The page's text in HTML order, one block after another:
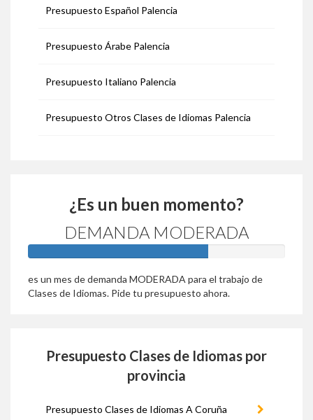
Presupuesto Español Palencia
Presupuesto Árabe Palencia
Presupuesto Italiano Palencia
Presupuesto Otros Clases de Idiomas Palencia
¿Es un buen momento?
DEMANDA MODERADA
es un mes de demanda MODERADA para el trabajo de
Clases de Idiomas. Pide tu presupuesto ahora.
Presupuesto Clases de Idiomas por
provincia
Presupuesto Clases de Idiomas A Coruña